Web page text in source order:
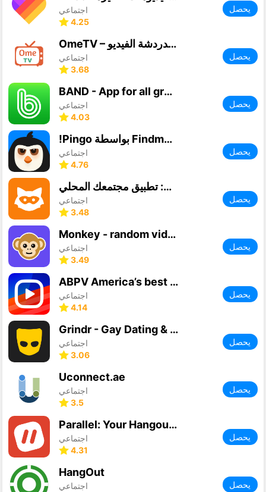
اجتماعي
4.25
يحصل
OmeTV – بديل لدردشة الفيديو
اجتماعي
3.68
يحصل
BAND - App for all groups
اجتماعي
4.03
يحصل
!Pingo بواسطة Findmykids
اجتماعي
4.76
يحصل
يودل: تطبيق مجتمعك المحلي
اجتماعي
3.48
يحصل
Monkey - random video chat
اجتماعي
3.49
يحصل
ABPV America’s best pics&vids
اجتماعي
4.14
يحصل
Grindr - Gay Dating & Chat
اجتماعي
3.06
يحصل
Uconnect.ae
اجتماعي
3.5
يحصل
Parallel: Your Hangout Place
اجتماعي
4.31
يحصل
HangOut
اجتماعي
يحصل